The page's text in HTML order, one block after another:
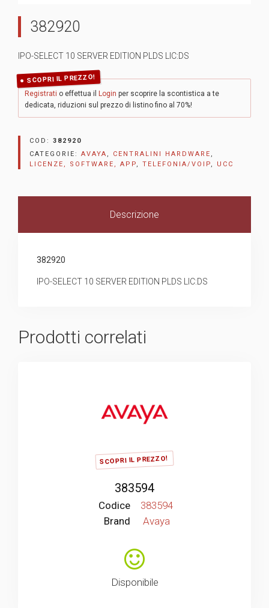
382920
IPO-SELECT 10 SERVER EDITION PLDS LIC:DS
SCOPRI IL PREZZO!
Registrati o effettua il Login per scoprire la scontistica a te
dedicata, riduzioni sul prezzo di listino fino al 70%!
COD: 382920
CATEGORIE: AVAYA , CENTRALINI HARDWARE ,
LICENZE, SOFTWARE, APP, TELEFONIA/VOIP, UCC
Descrizione
382920
IPO-SELECT 10 SERVER EDITION PLDS LIC:DS
Prodotti correlati
SCOPRI IL PREZZO!
383594
Codice
383594
Brand
Avaya
Disponibile